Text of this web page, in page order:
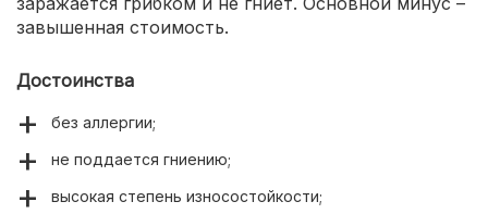
завышенная стоимость.
Достоинства
без аллергии;
не поддается гниению;
высокая степень износостойкости;